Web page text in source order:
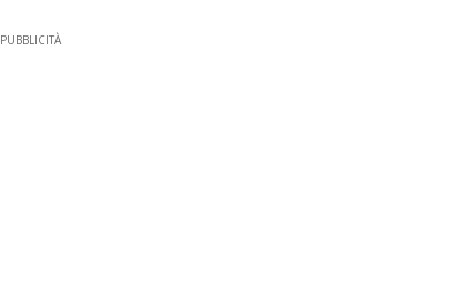
PUBBLICITÀ